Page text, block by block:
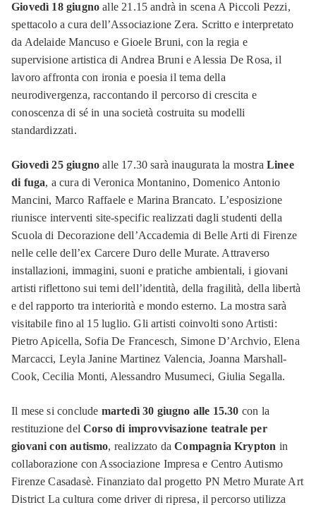
Giovedì 18 giugno alle 21.15 andrà in scena A Piccoli Pezzi,
spettacolo a cura dell’Associazione Zera. Scritto e interpretato
da Adelaide Mancuso e Gioele Bruni, con la regia e
supervisione artistica di Andrea Bruni e Alessia De Rosa, il
lavoro affronta con ironia e poesia il tema della
neurodivergenza, raccontando il percorso di crescita e
conoscenza di sé in una società costruita su modelli
standardizzati.
Giovedì 25 giugno alle 17.30 sarà inaugurata la mostra Linee
di fuga, a cura di Veronica Montanino, Domenico Antonio
Mancini, Marco Raffaele e Marina Brancato. L’esposizione
riunisce interventi site-specific realizzati dagli studenti della
Scuola di Decorazione dell’Accademia di Belle Arti di Firenze
nelle celle dell’ex Carcere Duro delle Murate. Attraverso
installazioni, immagini, suoni e pratiche ambientali, i giovani
artisti riflettono sui temi dell’identità, della fragilità, della libertà
e del rapporto tra interiorità e mondo esterno. La mostra sarà
visitabile fino al 15 luglio. Gli artisti coinvolti sono Artisti:
Pietro Apicella, Sofia De Francesch, Simone D’Archvio, Elena
Marcacci, Leyla Janine Martinez Valencia, Joanna Marshall-
Cook, Cecilia Monti, Alessandro Musumeci, Giulia Segalla.
Il mese si conclude martedì 30 giugno alle 15.30 con la
restituzione delCorso di improvvisazione teatrale per
giovani con autismo, realizzato daCompagnia Krypton in
collaborazione con Associazione Impresa e Centro Autismo
Firenze Casadasè. Finanziato dal progetto PN Metro Murate Art
District La cultura come driver di ripresa, il percorso utilizza